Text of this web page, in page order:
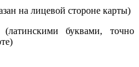
на лицевой стороне карты)
буквами, точно